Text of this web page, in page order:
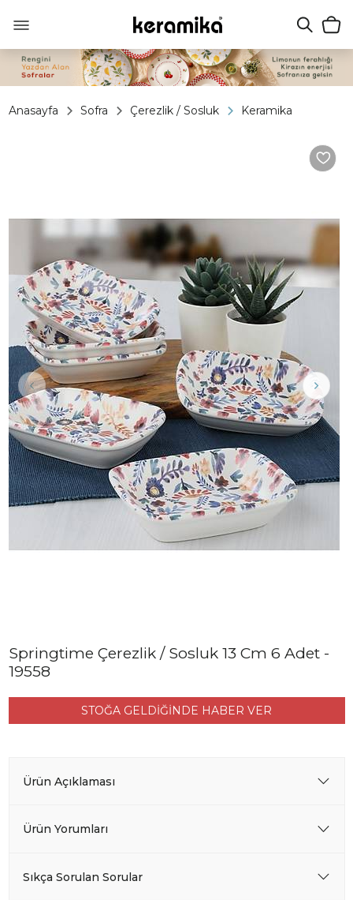
Anasayfa Sofra Çerezlik / Sosluk Keramika
Springtime Çerezlik / Sosluk 13 Cm 6 Adet -
19558
STOĞA GELDİĞİNDE HABER VER
Ürün Açıklaması
Ürün Yorumları
Sıkça Sorulan Sorular